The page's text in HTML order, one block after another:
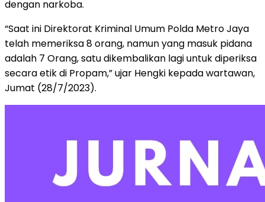
dengan narkoba.
“Saat ini Direktorat Kriminal Umum Polda Metro Jaya
telah memeriksa 8 orang, namun yang masuk pidana
adalah 7 Orang, satu dikembalikan lagi untuk diperiksa
secara etik di Propam,” ujar Hengki kepada wartawan,
Jumat (28/7/2023).